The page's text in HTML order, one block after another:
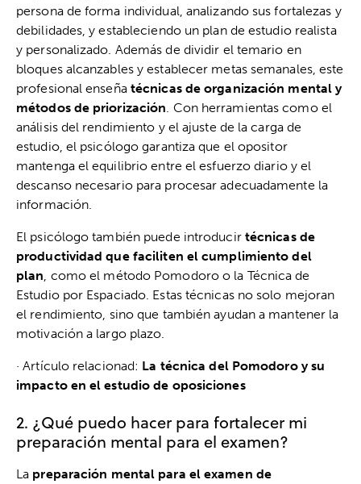
persona de forma individual, analizando sus fortalezas y
debilidades, y estableciendo un plan de estudio realista
y personalizado. Además de dividir el temario en
bloques alcanzables y establecer metas semanales, este
profesional enseña técnicas de organización mental y
métodos de priorización . Con herramientas como el
análisis del rendimiento y el ajuste de la carga de
estudio, el psicólogo garantiza que el opositor
mantenga el equilibrio entre el esfuerzo diario y el
descanso necesario para procesar adecuadamente la
información.
El psicólogo también puede introducir técnicas de
productividad que faciliten el cumplimiento del
plan , como el método Pomodoro o la Técnica de
Estudio por Espaciado. Estas técnicas no solo mejoran
el rendimiento, sino que también ayudan a mantener la
motivación a largo plazo.
· Artículo relacionad: La técnica del Pomodoro y su
impacto en el estudio de oposiciones
2. ¿Qué puedo hacer para fortalecer mi
preparación mental para el examen?
La preparación mental para el examen de